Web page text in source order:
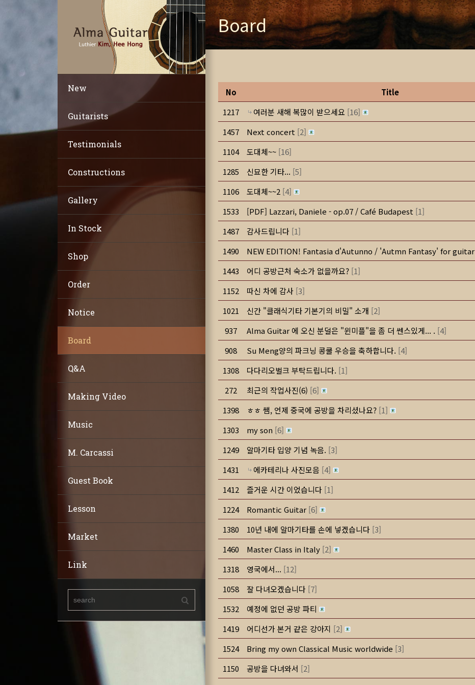
New
Guitarists
Testimonials
Constructions
Gallery
In Stock
Shop
Order
Notice
Board
Q&A
Making Video
Music
M. Carcassi
Guest Book
Lesson
Market
Link
Board
No Title
1217
여러분 새해 복많이 받으세요 [16]
1457
Next concert [2]
1104
도대체~~ [16]
1285
신묘한 기타... [5]
1106
도대체~~2 [4]
1533
[PDF] Lazzari, Daniele - op.07 / Café Budapest [1]
1487
감사드립니다 [1]
1490
NEW EDITION! Fantasia d'Autunno / 'Autmn Fantasy' for guitar
1443
어디 공방근처 숙소가 없을까요? [1]
1152
따신 차에 감사 [3]
1021
신간 "클래식기타 기본기의 비밀" 소개 [2]
937
Alma Guitar 에 오신 분덜은 "윈미플"을 좀 더 쎈스있게... . [4]
908
Su Meng양의 파크닝 콩쿨 우승을 축하합니다. [4]
1308
다다리오벌크 부탁드립니다. [1]
272
최근의 작업사진(6) [6]
1398
ㅎㅎ 쌤, 언제 중국에 공방을 차리셨나요? [1]
1303
my son [6]
1249
알마기타 입양 기념 녹음. [3]
1431
에카테리나 사진모음 [4]
1412
즐거운 시간 이었습니다 [1]
1224
Romantic Guitar [6]
1380
10년 내에 알마기타를 손에 넣겠습니다 [3]
1460
Master Class in Italy [2]
1318
영국에서... [12]
1058
잘 다녀오겠습니다 [7]
1532
예정에 없던 공방 파티
1419
어디선가 본거 같은 강아지 [2]
1524
Bring my own Classical Music worldwide [3]
1150
공방을 다녀와서 [2]